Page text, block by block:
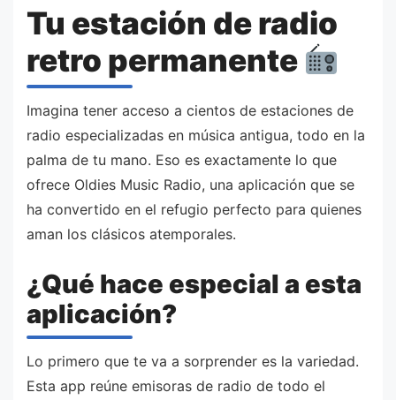
Tu estación de radio
retro permanente
Imagina tener acceso a cientos de estaciones de
radio especializadas en música antigua, todo en la
palma de tu mano. Eso es exactamente lo que
ofrece Oldies Music Radio, una aplicación que se
ha convertido en el refugio perfecto para quienes
aman los clásicos atemporales.
¿Qué hace especial a esta
aplicación?
Lo primero que te va a sorprender es la variedad.
Esta app reúne emisoras de radio de todo el